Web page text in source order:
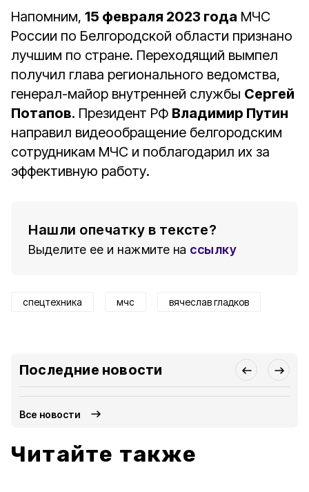
Напомним, 15 февраля 2023 года МЧС
России по Белгородской области признано
лучшим по стране. Переходящий вымпел
получил глава регионального ведомства,
генерал-майор внутренней службы Сергей
Потапов. Президент РФ Владимир Путин
направил видеообращение белгородским
сотрудникам МЧС и поблагодарил их за
эффективную работу.
Нашли опечатку в тексте?
Выделите ее и нажмите на ссылку
спецтехника мчс вячеслав гладков
Последние новости
Все новости
Читайте также